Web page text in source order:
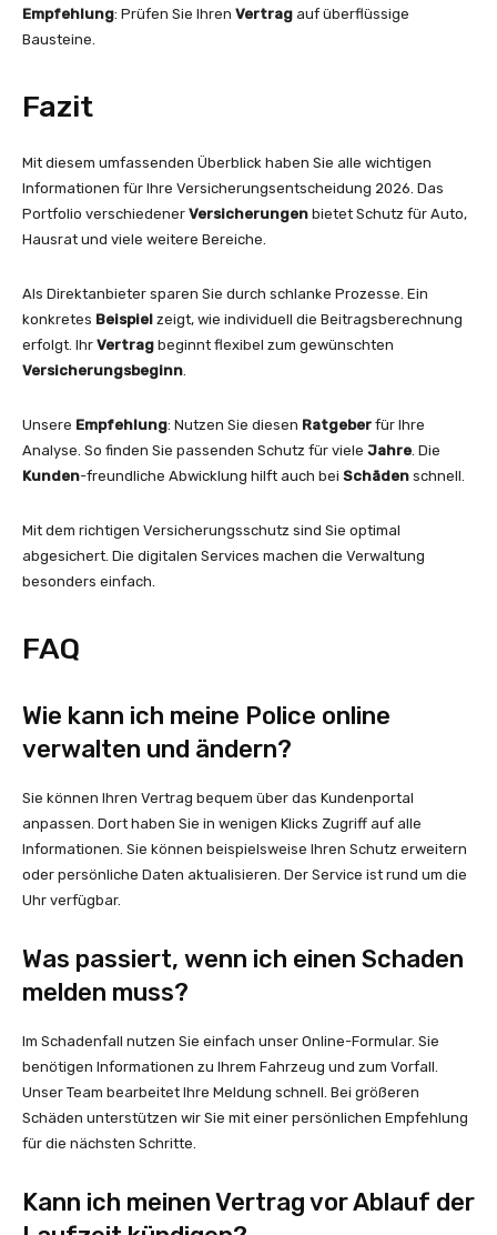
Empfehlung: Prüfen Sie Ihren Vertrag auf überflüssige
Bausteine.
Fazit
Mit diesem umfassenden Überblick haben Sie alle wichtigen
Informationen für Ihre Versicherungsentscheidung 2026. Das
Portfolio verschiedener Versicherungen bietet Schutz für Auto,
Hausrat und viele weitere Bereiche.
Als Direktanbieter sparen Sie durch schlanke Prozesse. Ein
konkretes Beispiel zeigt, wie individuell die Beitragsberechnung
erfolgt. Ihr Vertrag beginnt flexibel zum gewünschten
Versicherungsbeginn.
Unsere Empfehlung: Nutzen Sie diesen Ratgeber für Ihre
Analyse. So finden Sie passenden Schutz für viele Jahre. Die
Kunden-freundliche Abwicklung hilft auch bei Schäden schnell.
Mit dem richtigen Versicherungsschutz sind Sie optimal
abgesichert. Die digitalen Services machen die Verwaltung
besonders einfach.
FAQ
Wie kann ich meine Police online
verwalten und ändern?
Sie können Ihren Vertrag bequem über das Kundenportal
anpassen. Dort haben Sie in wenigen Klicks Zugriff auf alle
Informationen. Sie können beispielsweise Ihren Schutz erweitern
oder persönliche Daten aktualisieren. Der Service ist rund um die
Uhr verfügbar.
Was passiert, wenn ich einen Schaden
melden muss?
Im Schadenfall nutzen Sie einfach unser Online-Formular. Sie
benötigen Informationen zu Ihrem Fahrzeug und zum Vorfall.
Unser Team bearbeitet Ihre Meldung schnell. Bei größeren
Schäden unterstützen wir Sie mit einer persönlichen Empfehlung
für die nächsten Schritte.
Kann ich meinen Vertrag vor Ablauf der